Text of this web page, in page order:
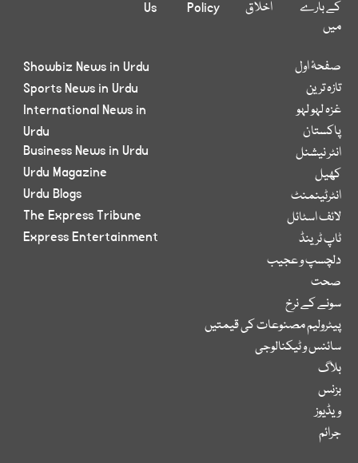
کے بارے
میں
اخلاق Policy
Us
صفحۂ اول
تازہ ترین
غزہ لہو لہو
پاکستان
انٹر نیشنل
کھیل
انٹرٹینمنٹ
لائف اسٹائل
ٹاپ ٹرینڈ
دلچسپ و عجیب
صحت
سونے کے نرخ
پیٹرولیم مصنوعات کی قیمتیں
سائنس و ٹیکنالوجی
بلاگ
بزنس
ویڈیوز
جرائم
Showbiz News in Urdu
Sports News in Urdu
International News in
Urdu
Business News in Urdu
Urdu Magazine
Urdu Blogs
The Express Tribune
Express Entertainment